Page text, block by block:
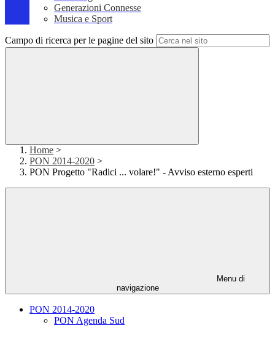
Generazioni Connesse
Musica e Sport
Campo di ricerca per le pagine del sito
Home >
PON 2014-2020 >
PON Progetto "Radici ... volare!" - Avviso esterno esperti
Menu di
navigazione
PON 2014-2020
PON Agenda Sud